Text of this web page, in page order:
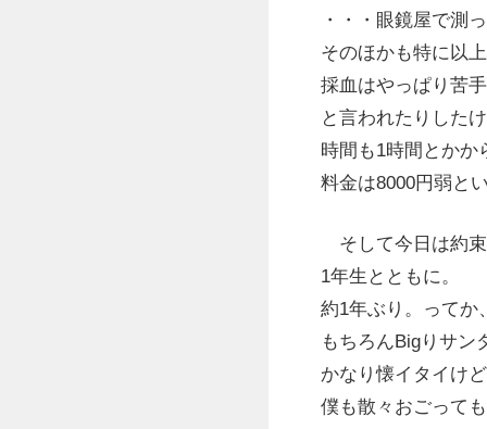
・・・眼鏡屋で測
そのほかも特に以
採血はやっぱり苦
と言われたりした
時間も1時間とかか
料金は8000円弱と
そして今日は約
1年生とともに。
約1年ぶり。ってか
もちろんBigりサン
かなり懐イタイけ
僕も散々おごって